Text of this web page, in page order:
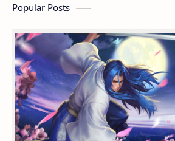
Popular Posts